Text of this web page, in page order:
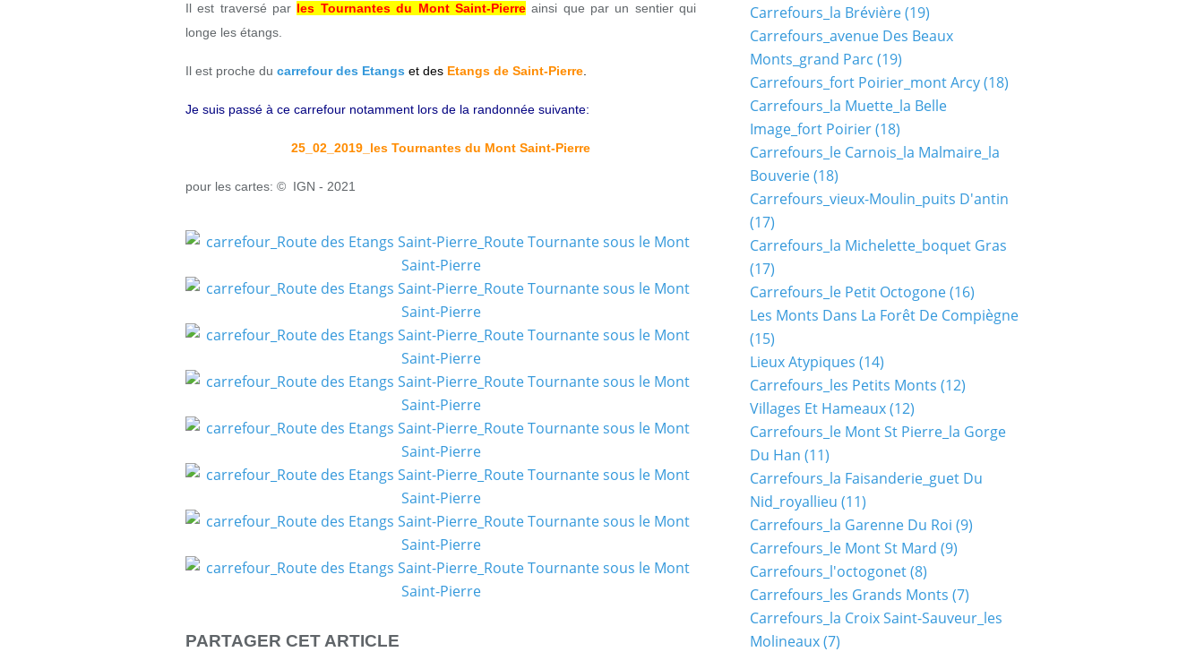
Il est traversé par les Tournantes du Mont Saint-Pierreainsi que par un sentier qui
longe les étangs.
Il est proche du carrefour des Etangs et des Etangs de Saint-Pierre
Je suis passé à ce carrefour notamment lors de la randonnée suivante:
25_02_2019_les Tournantes du Mont Saint-Pierre
pour les cartes: © IGN - 2021
PARTAGER CET ARTICLE
Carrefours_la Brévière(19)
Carrefours_avenue Des Beaux
Monts_grand Parc (19)
Carrefours_fort Poirier_mont Arcy(18)
Carrefours_la Muette_la Belle
Image_fort Poirier(18)
Carrefours_le Carnois_la Malmaire_la
Bouverie(18)
Carrefours_vieux-Moulin_puits D'antin
(17)
Carrefours_la Michelette_boquet Gras
(17)
Carrefours_le Petit Octogone(16)
Les Monts Dans La Forêt De Compiègne
(15)
Lieux Atypiques (14)
Carrefours_les Petits Monts (12)
Villages Et Hameaux(12)
Carrefours_le Mont St Pierre_la Gorge
Du Han (11)
Carrefours_la Faisanderie_guet Du
Nid_royallieu (11)
Carrefours_la Garenne Du Roi (9)
Carrefours_le Mont St Mard (9)
Carrefours_l'octogonet(8)
Carrefours_les Grands Monts (7)
Carrefours_la Croix Saint-Sauveur_les
Molineaux(7)